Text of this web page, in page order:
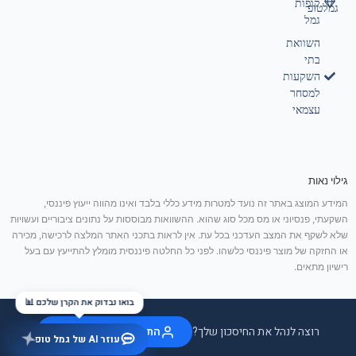
קופות
גמל
השוואת
בתי
השקעות
למסחר
עצמאי
גמלטופ
גילוי נאות
המידע המוצג באתר זה נועד למטרות מידע כללי בלבד ואינו מהווה ייעוץ פיננסי,
השקעתי, פנסיוני או מס מכל סוג שהוא. ההשוואות מבוססות על נתונים ציבוריים ועשויות
שלא לשקף את המצב העדכני בכל עת. אין לראות בתכני האתר המלצה לרכישה, מכירה
או החזקה של מוצר פיננסי כלשהו. לפני כל החלטה פיננסית מומלץ להתייעץ עם בעל
רישיון מתאים.
רוצה לנהל את החיסכון שלך? התחבר / הצטרף בחינם
עוזר AI של גמל טופ
בואו נבדוק את הקרן שלכם 📊